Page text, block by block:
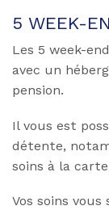
5 WEEK-
Les 5 week-
avec un
pension.
Il vous est
détente,
soins à la
Vos soins vous